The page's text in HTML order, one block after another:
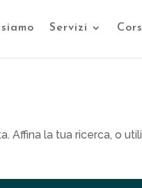
Servizi
Affina la tua ricerca, o